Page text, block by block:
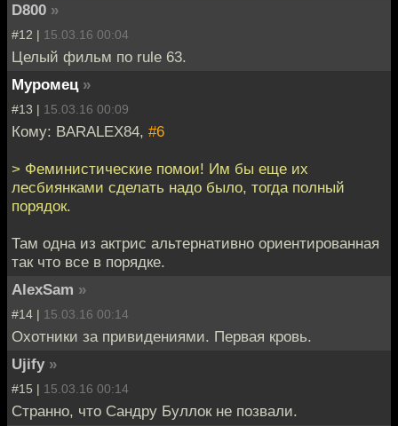
D800 »
#12 | 15.03.16 00:04
Целый фильм по rule 63.
Муромец »
#13 | 15.03.16 00:09
Кому: BARALEX84, #6
> Феминистические помои! Им бы еще их
лесбиянками сделать надо было, тогда полный
порядок.
Там одна из актрис альтернативно ориентированная
так что все в порядке.
AlexSam »
#14 | 15.03.16 00:14
Охотники за привидениями. Первая кровь.
Ujify »
#15 | 15.03.16 00:14
Странно, что Сандру Буллок не позвали.